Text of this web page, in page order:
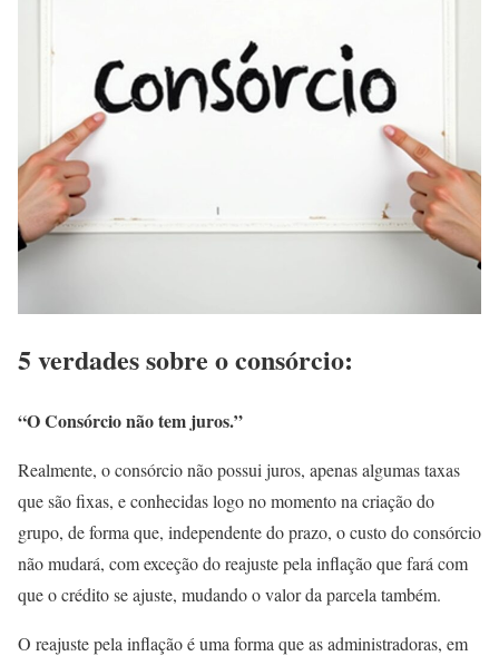
5 verdades sobre o consórcio:
“O Consórcio não tem juros.”
Realmente, o consórcio não possui juros, apenas algumas taxas
que são fixas, e conhecidas logo no momento na criação do
grupo, de forma que, independente do prazo, o custo do consórcio
não mudará, com exceção do reajuste pela inflação que fará com
que o crédito se ajuste, mudando o valor da parcela também.
O reajuste pela inflação é uma forma que as administradoras, em